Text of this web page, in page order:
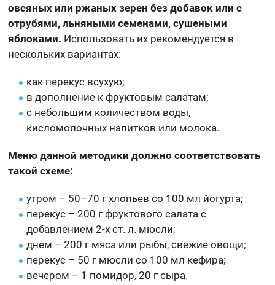
овсяных или ржаных зерен без добавок или с
отрубями, льняными семенами, сушеными
яблоками. Использовать их рекомендуется в
нескольких вариантах:
как перекус всухую;
в дополнение к фруктовым салатам;
с небольшим количеством воды,
кисломолочных напитков или молока.
Меню данной методики должно соответствовать
такой схеме:
утром – 50–70 г хлопьев со 100 мл йогурта;
перекус – 200 г фруктового салата с
добавлением 2-х ст. л. мюсли;
днем – 200 г мяса или рыбы, свежие овощи;
перекус – 50 г мюсли со 100 мл кефира;
вечером – 1 помидор, 20 г сыра.